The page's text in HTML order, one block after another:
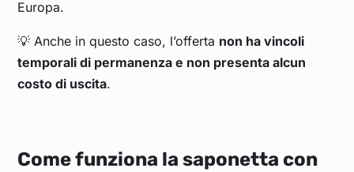
Europa.
💡 Anche in questo caso, l’offerta non ha vincoli
temporali di permanenza e non presenta alcun
costo di uscita.
Come funziona la saponetta con